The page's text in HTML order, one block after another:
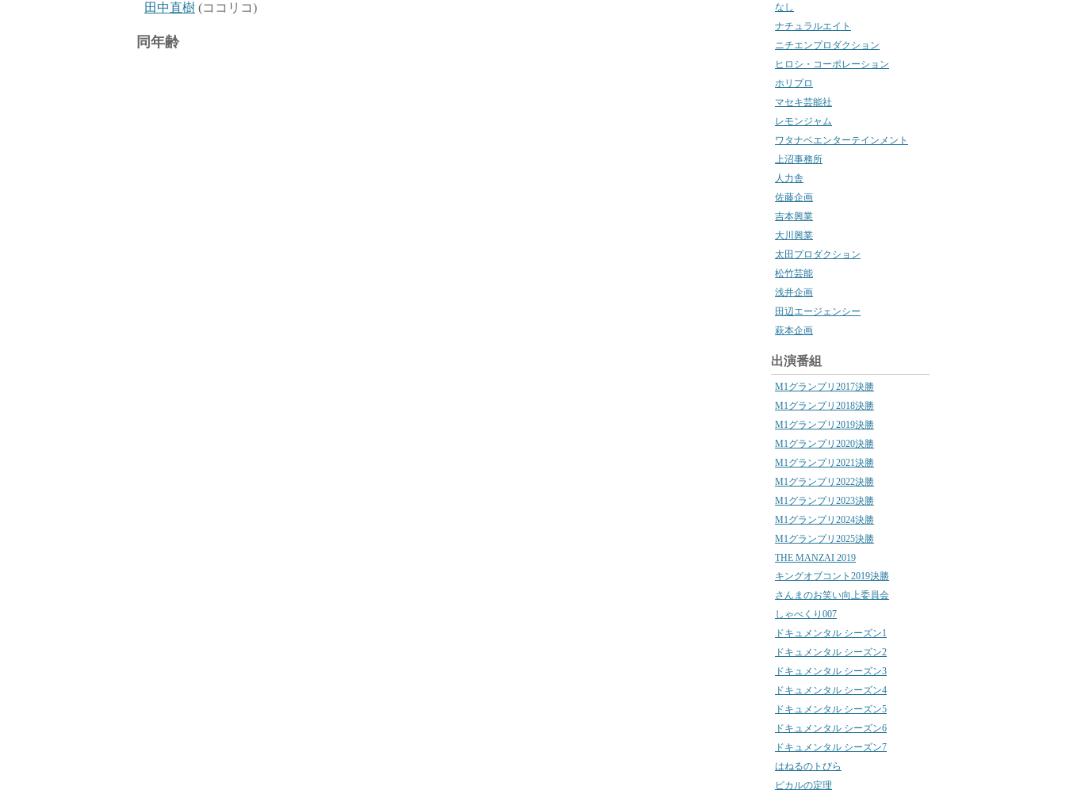
田中直樹 (ココリコ)
同年齢
なし
ナチュラルエイト
ニチエンプロダクション
ヒロシ・コーポレーション
ホリプロ
マセキ芸能社
レモンジャム
ワタナベエンターテインメント
上沼事務所
人力舎
佐藤企画
吉本興業
大川興業
太田プロダクション
松竹芸能
浅井企画
田辺エージェンシー
萩本企画
出演番組
M1グランプリ2017決勝
M1グランプリ2018決勝
M1グランプリ2019決勝
M1グランプリ2020決勝
M1グランプリ2021決勝
M1グランプリ2022決勝
M1グランプリ2023決勝
M1グランプリ2024決勝
M1グランプリ2025決勝
THE MANZAI 2019
キングオブコント2019決勝
さんまのお笑い向上委員会
しゃべくり007
ドキュメンタル シーズン1
ドキュメンタル シーズン2
ドキュメンタル シーズン3
ドキュメンタル シーズン4
ドキュメンタル シーズン5
ドキュメンタル シーズン6
ドキュメンタル シーズン7
はねるのトびら
ピカルの定理